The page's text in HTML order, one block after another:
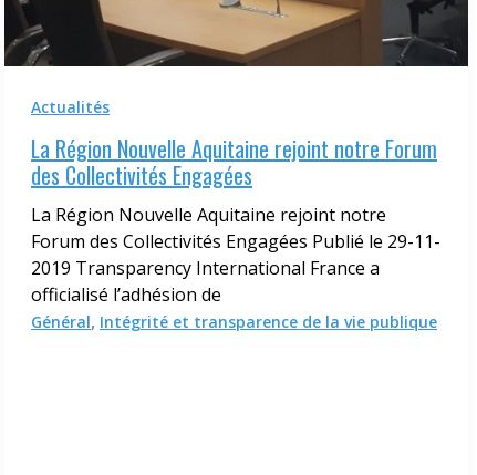
Actualités
La Région Nouvelle Aquitaine rejoint notre Forum
des Collectivités Engagées
La Région Nouvelle Aquitaine rejoint notre
Forum des Collectivités Engagées Publié le 29-11-
2019 Transparency International France a
officialisé l’adhésion de
Général, Intégrité et transparence de la vie publique